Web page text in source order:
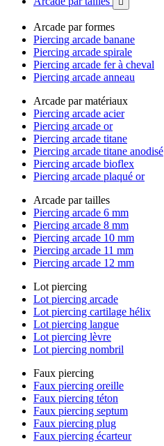
Arcade par formes
Piercing arcade banane
Piercing arcade spirale
Piercing arcade fer à cheval
Piercing arcade anneau
Arcade par matériaux
Piercing arcade acier
Piercing arcade or
Piercing arcade titane
Piercing arcade titane anodisé
Piercing arcade bioflex
Piercing arcade plaqué or
Arcade par tailles
Piercing arcade 6 mm
Piercing arcade 8 mm
Piercing arcade 10 mm
Piercing arcade 11 mm
Piercing arcade 12 mm
Lot piercing
Lot piercing arcade
Lot piercing cartilage hélix
Lot piercing langue
Lot piercing lèvre
Lot piercing nombril
Faux piercing
Faux piercing oreille
Faux piercing téton
Faux piercing septum
Faux piercing plug
Faux piercing écarteur